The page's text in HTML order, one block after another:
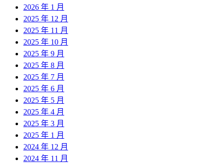
2026 年 1 月
2025 年 12 月
2025 年 11 月
2025 年 10 月
2025 年 9 月
2025 年 8 月
2025 年 7 月
2025 年 6 月
2025 年 5 月
2025 年 4 月
2025 年 3 月
2025 年 1 月
2024 年 12 月
2024 年 11 月